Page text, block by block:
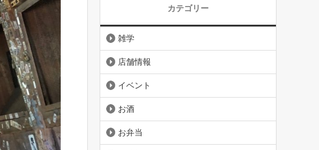
カテゴリー
雑学
店舗情報
イベント
お酒
お弁当